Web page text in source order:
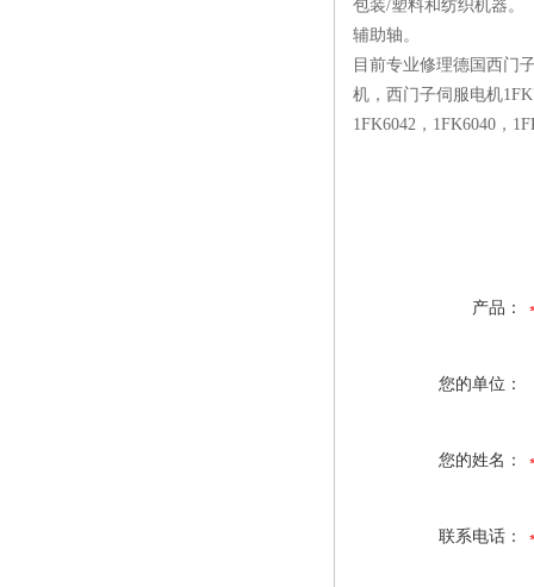
包装/塑料和纺织机器。
辅助轴。
目前专业修理德国西门
机，西门子伺服电机
1FK6042，1FK6040，
产品：
您的单位：
您的姓名：
联系电话：